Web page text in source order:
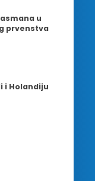
u
prvenstva
i Holandiju